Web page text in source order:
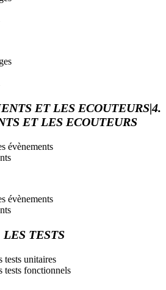
ET LES ECOUTEURS|4.
ET LES ECOUTEURS
évènements
évènements
LES TESTS
tests unitaires
tests fonctionnels